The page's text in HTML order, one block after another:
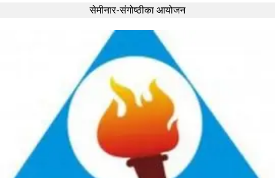
सेमीनार-संगोष्ठीका आयोजन